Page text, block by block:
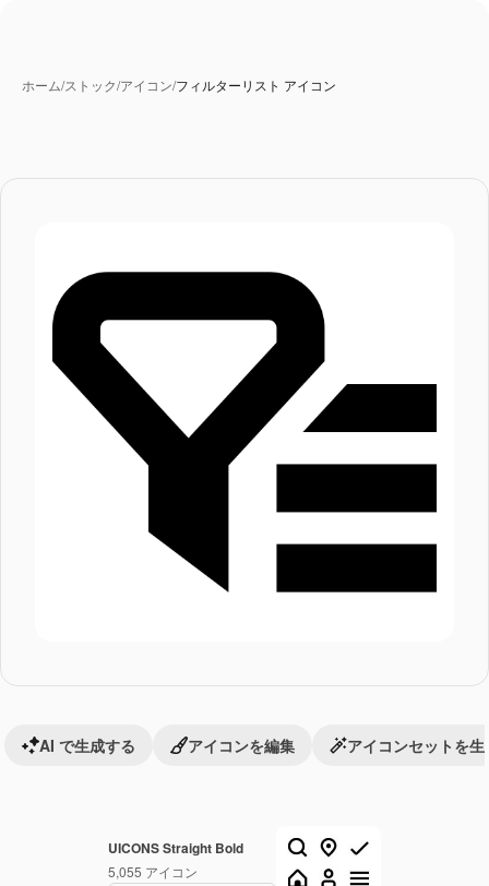
ホーム/ストック/アイコン/フィルターリスト アイコン
UICONS Straight Bold
5,055 アイコン
AI で生成する アイコンを編集 アイコンセットを生